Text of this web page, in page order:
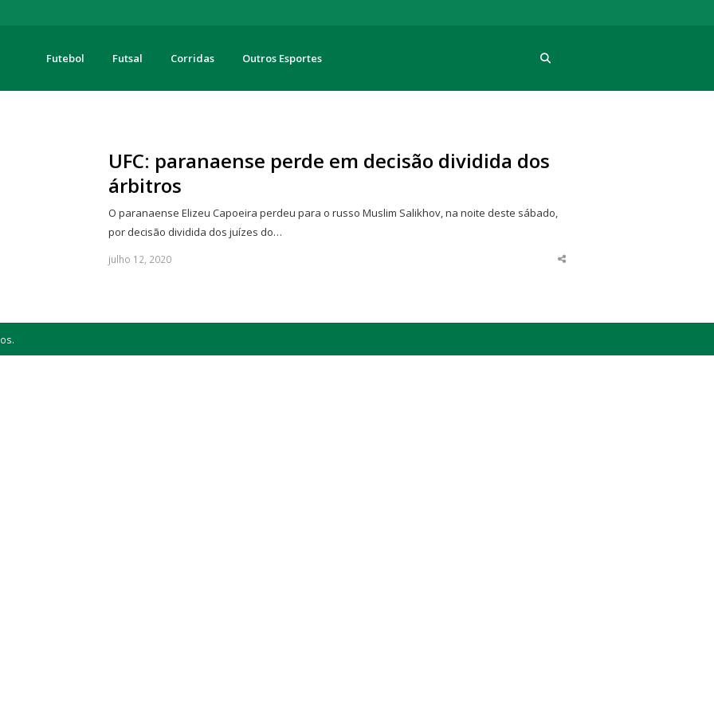
Futebol Futsal Corridas Outros Esportes
UFC: paranaense perde em decisão dividida dos
árbitros
O paranaense Elizeu Capoeira perdeu para o russo Muslim Salikhov, na noite deste sábado,
por decisão dividida dos juízes do…
julho 12, 2020
Share